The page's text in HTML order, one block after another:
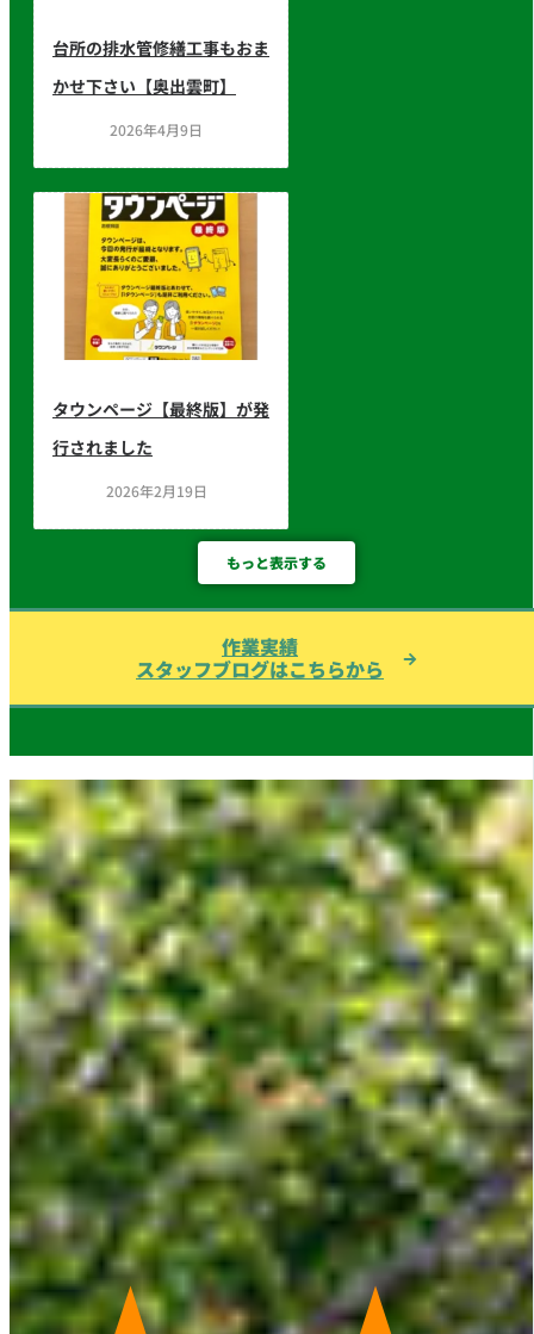
台所の排水管修繕工事もおま
かせ下さい【奥出雲町】
2026年4月9日
タウンページ【最終版】が発
行されました
2026年2月19日
もっと表示する
作業実績
スタッフブログはこちらから